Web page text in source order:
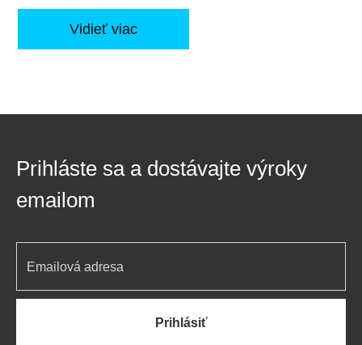
Vidieť viac
Prihláste sa a dostávajte výroky
emailom
Prihlásiť